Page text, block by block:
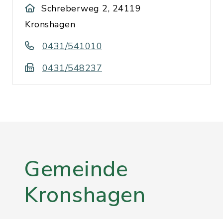
Schreberweg 2, 24119
Kronshagen
0431/541010
0431/548237
Gemeinde
Kronshagen